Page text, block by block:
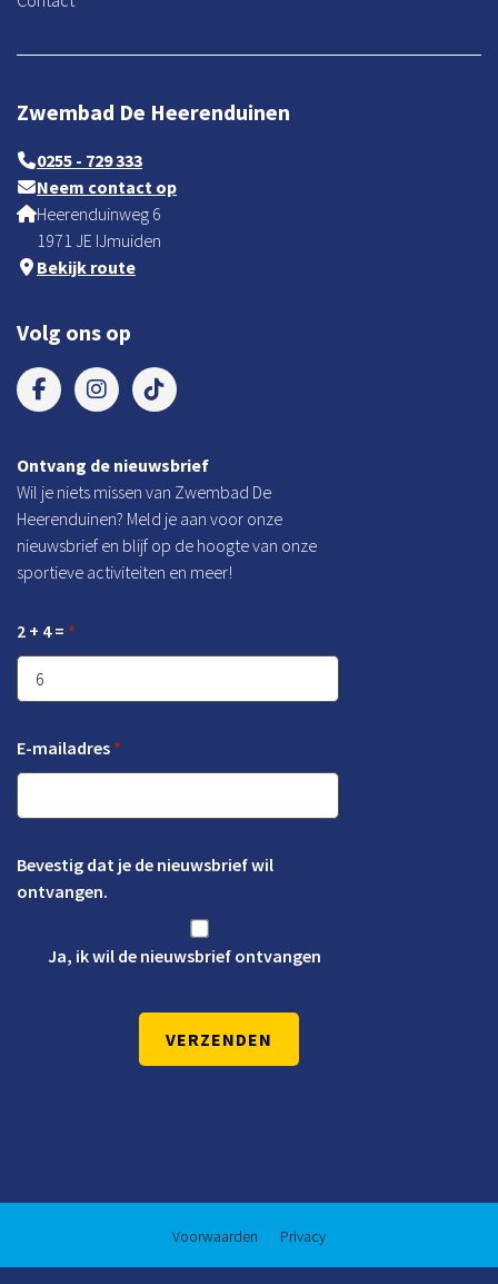
Zwembad De Heerenduinen
0255 - 729 333
Neem contact op
Heerenduinweg 6
1971 JE IJmuiden
Bekijk route
Volg ons op
Ontvang de nieuwsbrief
Wil je niets missen van Zwembad De
Heerenduinen? Meld je aan voor onze
nieuwsbrief en blijf op de hoogte van onze
sportieve activiteiten en meer!
2 + 4 = *
E-mailadres *
Bevestig dat je de nieuwsbrief wil
ontvangen.
Ja, ik wil de nieuwsbrief ontvangen
Voorwaarden Privacy